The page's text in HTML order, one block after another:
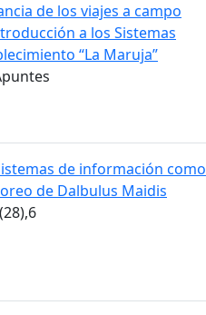
de los viajes a campo
a los Sistemas
“La Maruja”
de información como
de Dalbulus Maidis